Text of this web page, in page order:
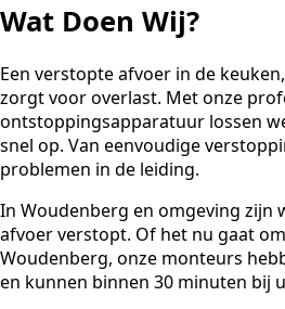
Wat Doen Wij?
Een verstopte afvoer in de
zorgt voor overlast. Met onze
ontstoppingsapparatuur lossen
snel op. Van eenvoudige
problemen in de leiding.
In Woudenberg en omgeving zijn
afvoer verstopt. Of het nu gaat
Woudenberg, onze monteurs
en kunnen binnen 30 minuten bij